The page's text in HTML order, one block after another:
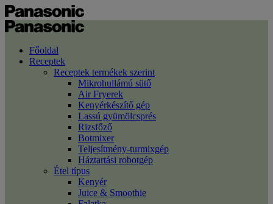
Főoldal
Receptek
Receptek termékek szerint
Mikrohullámú sütő
Air Fryerek
Kenyérkészítő gép
Lassú gyümölcsprés
Rizsfőző
Botmixer
Teljesítmény-turmixgép
Háztartási robotgép
Étel típus
Kenyér
Juice & Smoothie